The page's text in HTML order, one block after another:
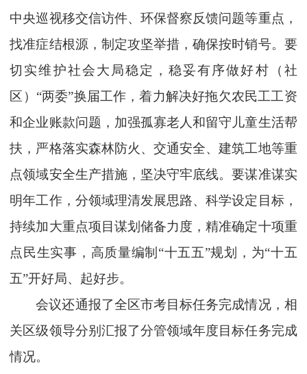
中央巡视移交信访件、环保督察反馈问题等重点，
找准症结根源，制定攻坚举措，确保按时销号。要
切实维护社会大局稳定，稳妥有序做好村（社
区）“两委”换届工作，着力解决好拖欠农民工工资
和企业账款问题，加强孤寡老人和留守儿童生活帮
扶，严格落实森林防火、交通安全、建筑工地等重
点领域安全生产措施，坚决守牢底线。要谋准谋实
明年工作，分领域理清发展思路、科学设定目标，
持续加大重点项目谋划储备力度，精准确定十项重
点民生实事，高质量编制“十五五”规划，为“十五
五”开好局、起好步。
会议还通报了全区市考目标任务完成情况，相
关区级领导分别汇报了分管领域年度目标任务完成
情况。